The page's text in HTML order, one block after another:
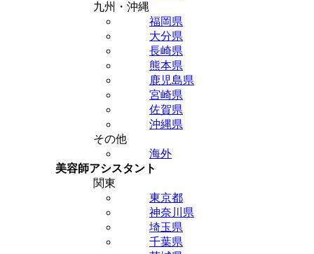
九州・沖縄
福岡県
大分県
長崎県
熊本県
鹿児島県
宮崎県
佐賀県
沖縄県
その他
海外
美容師アシスタント
関東
東京都
神奈川県
埼玉県
千葉県